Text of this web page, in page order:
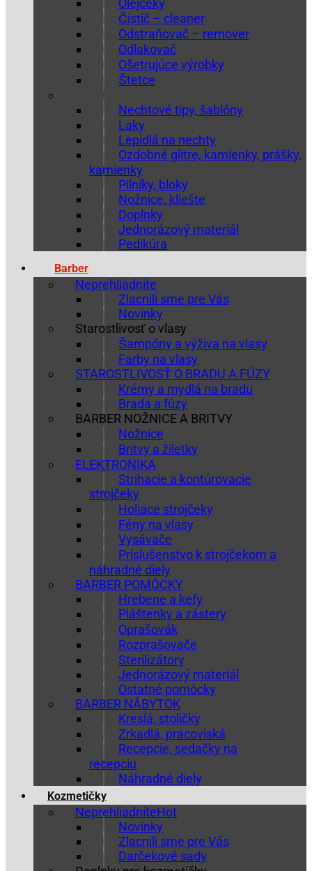
Olejčeky
Čistič – cleaner
Odstraňovač – remover
Odlakovač
Ošetrujúce výrobky
Štetce
Nechtové tipy, šablóny
Laky
Lepidlá na nechty
Ozdobné glitre, kamienky, prášky,
kamienky
Pilníky, bloky
Nožnice, kliešte
Doplnky
Jednorázový materiál
Pedikúra
Barber
Neprehliadnite
Zlacnili sme pre Vás
Novinky
Starostlivosť o vlasy
Šampóny a výživa na vlasy
Farby na vlasy
STAROSTLIVOSŤ O BRADU A FÚZY
Krémy a mydlá na bradu
Brada a fúzy
BARBER NOŽNICE A BRITVY
Nožnice
Britvy a žiletky
ELEKTRONIKA
Strihacie a kontúrovacie
strojčeky
Holiace strojčeky
Fény na vlasy
Vysávače
Príslušenstvo k strojčekom a
náhradné diely
BARBER POMÔCKY
Hrebene a kefy
Pláštenky a zástery
Oprašovák
Rozprašovače
Sterilizátory
Jednorázový materiál
Ostatné pomôcky
BARBER NÁBYTOK
Kreslá, stoličky
Zrkadlá, pracoviská
Recepcie, sedačky na
recepciu
Náhradné diely
Kozmetičky
Neprehliadnite
Novinky
Zlacnili sme pre Vás
Darčekové sady